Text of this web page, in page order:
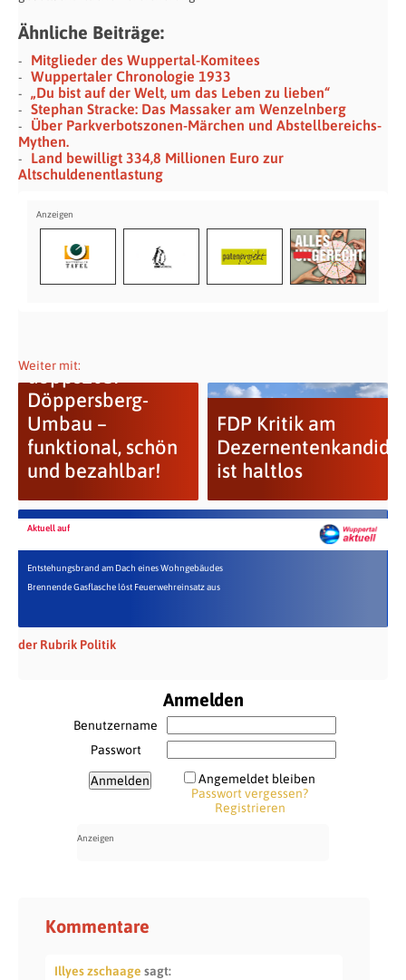
Ähnliche Beiträge:
Mitglieder des Wuppertal-Komitees
Wuppertaler Chronologie 1933
„Du bist auf der Welt, um das Leben zu lieben“
Stephan Stracke: Das Massaker am Wenzelnberg
Über Parkverbotszonen-Märchen und Abstellbereichs-
Mythen.
Land bewilligt 334,8 Millionen Euro zur
Altschuldenentlastung
Weiter mit:
döpps105:
Döppersberg-
Umbau –
funktional, schön
und bezahlbar!
FDP Kritik am
ist haltlos
Aktuell auf
Entstehungsbrand am Dach eines Wohngebäudes
Brennende Gasflasche löst Feuerwehreinsatz aus
der Rubrik Politik
Anmelden
Benutzername
Passwort
Angemeldet bleiben
Passwort vergessen?
Registrieren
Kommentare
Illyes zschaage sagt: